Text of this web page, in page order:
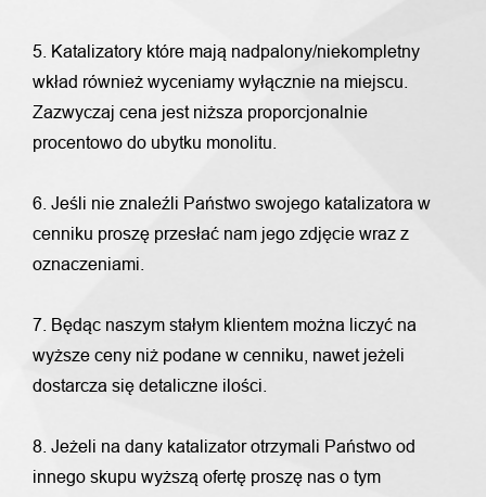
5. Katalizatory które mają nadpalony/niekompletny
wkład również wyceniamy wyłącznie na miejscu.
Zazwyczaj cena jest niższa proporcjonalnie
procentowo do ubytku monolitu.
6. Jeśli nie znaleźli Państwo swojego katalizatora w
cenniku proszę przesłać nam jego zdjęcie wraz z
oznaczeniami.
7. Będąc naszym stałym klientem można liczyć na
wyższe ceny niż podane w cenniku, nawet jeżeli
dostarcza się detaliczne ilości.
8. Jeżeli na dany katalizator otrzymali Państwo od
innego skupu wyższą ofertę proszę nas o tym